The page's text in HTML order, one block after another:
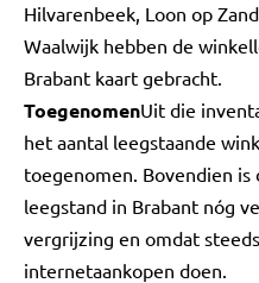
Hilvarenbeek, Loon op
Waalwijk hebben de
Brabant kaart gebracht.
ToegenomenUit die
het aantal leegstaande
toegenomen. Bovendien is
leegstand in Brabant nóg
vergrijzing en omdat
internetaankopen doen.